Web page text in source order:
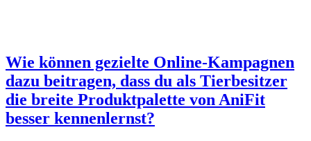
Wie können gezielte Online-Kampagnen
dazu beitragen, dass du als Tierbesitzer
die breite Produktpalette von AniFit
besser kennenlernst?